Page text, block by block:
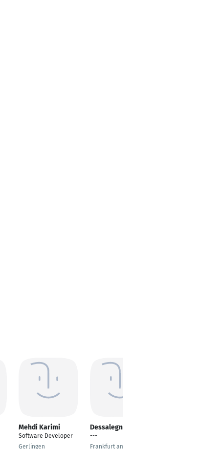
Mehdi Karimi
Software Developer
Gerlingen
Dessalegn Yehuala
---
Frankfurt am Main